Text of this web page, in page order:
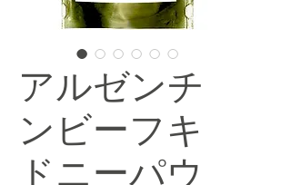
アルゼンチ
ンビーフキ
ドニーパウ